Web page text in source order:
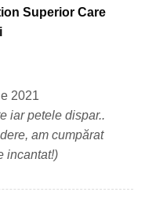
Superior Care
2021
iar petele dispar..
am cumpărat
incantat!)